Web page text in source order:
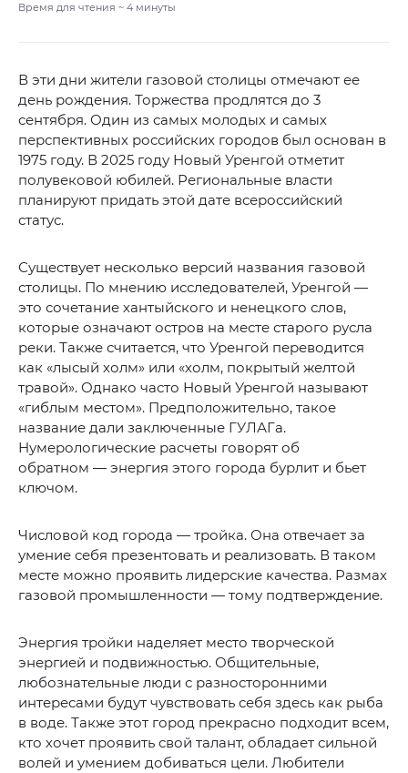
Время для чтения ~ 4 минуты
В эти дни жители газовой столицы отмечают ее
день рождения. Торжества продлятся до 3
сентября. Один из самых молодых и самых
перспективных российских городов был основан в
1975 году. В 2025 году Новый Уренгой отметит
полувековой юбилей. Региональные власти
планируют придать этой дате всероссийский
статус.
Существует несколько версий названия газовой
столицы. По мнению исследователей, Уренгой —
это сочетание хантыйского и ненецкого слов,
которые означают остров на месте старого русла
реки. Также считается, что Уренгой переводится
как «лысый холм» или «холм, покрытый желтой
травой». Однако часто Новый Уренгой называют
«гиблым местом». Предположительно, такое
название дали заключенные ГУЛАГа.
Нумерологические расчеты говорят об
обратном — энергия этого города бурлит и бьет
ключом.
Числовой код города — тройка. Она отвечает за
умение себя презентовать и реализовать. В таком
месте можно проявить лидерские качества. Размах
газовой промышленности — тому подтверждение.
Энергия тройки наделяет место творческой
энергией и подвижностью. Общительные,
любознательные люди с разносторонними
интересами будут чувствовать себя здесь как рыба
в воде. Также этот город прекрасно подходит всем,
кто хочет проявить свой талант, обладает сильной
волей и умением добиваться цели. Любители